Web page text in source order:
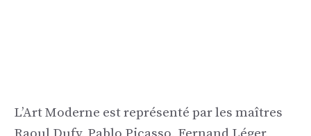
L’Art Moderne est représenté par les maîtres